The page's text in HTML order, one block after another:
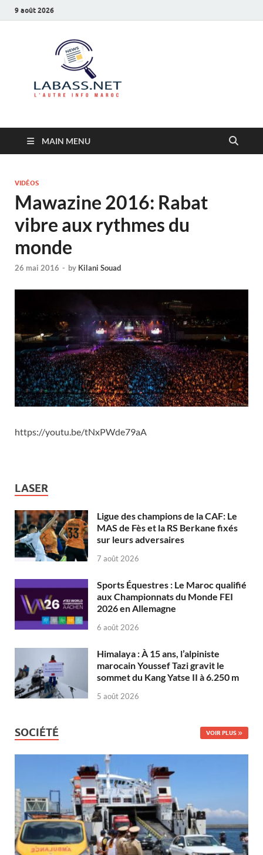
9 août 2026
MAIN MENU
VIDÉOS
Mawazine 2016: Rabat
vibre aux rythmes du
monde
26 mai 2016 - by Kilani Souad
https://youtu.be/tNxPWde79aA
LASER
Ligue des champions de la CAF: Le
MAS de Fès et la RS Berkane fixés
sur leurs adversaires
7 août 2026
Sports Équestres : Le Maroc qualifié
aux Championnats du Monde FEI
2026 en Allemagne
6 août 2026
Himalaya : À 15 ans, l’alpiniste
marocain Youssef Tazi gravit le
sommet du Kang Yatse II à 6.250 m
5 août 2026
SOCIÉTÉ VOIR PLUS